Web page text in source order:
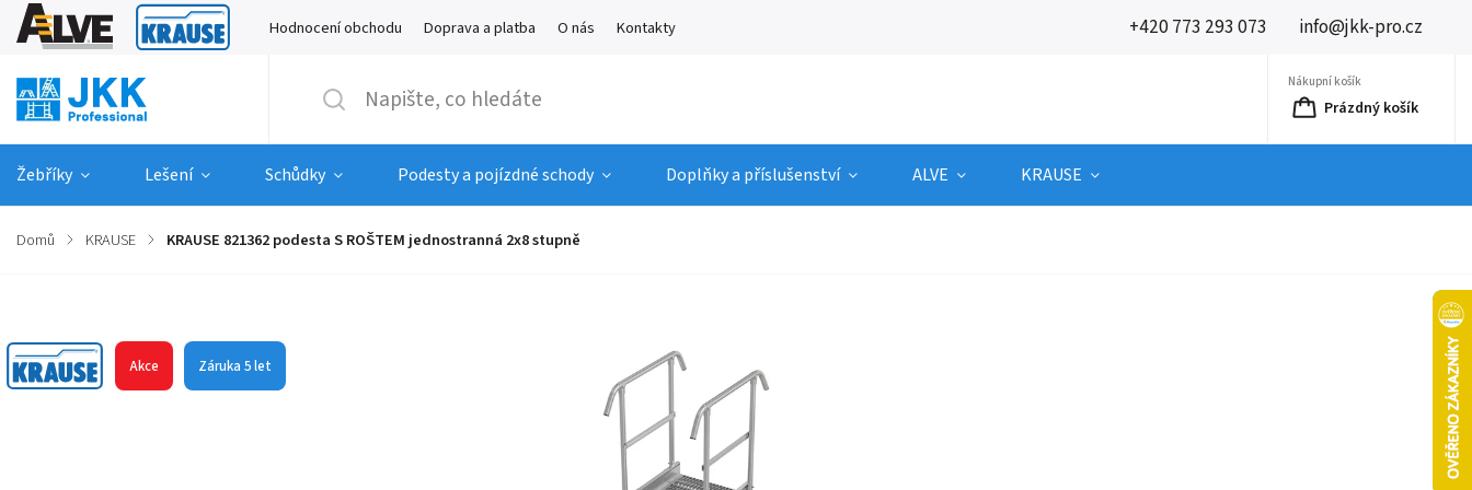
+420 773 293 073 info@jkk-pro.cz
Hodnocení obchodu Doprava a platba O nás Kontakty
Nákupní košík
Prázdný košík
Žebříky Lešení Schůdky Podesty a pojízdné schody Doplňky a příslušenství ALVE KRAUSE
Domů / KRAUSE / KRAUSE 821362 podesta S ROŠTEM jednostranná 2x8 stupně
Akce Záruka 5 let